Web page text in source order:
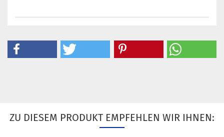
ZU DIESEM PRODUKT EMPFEHLEN WIR IHNEN: